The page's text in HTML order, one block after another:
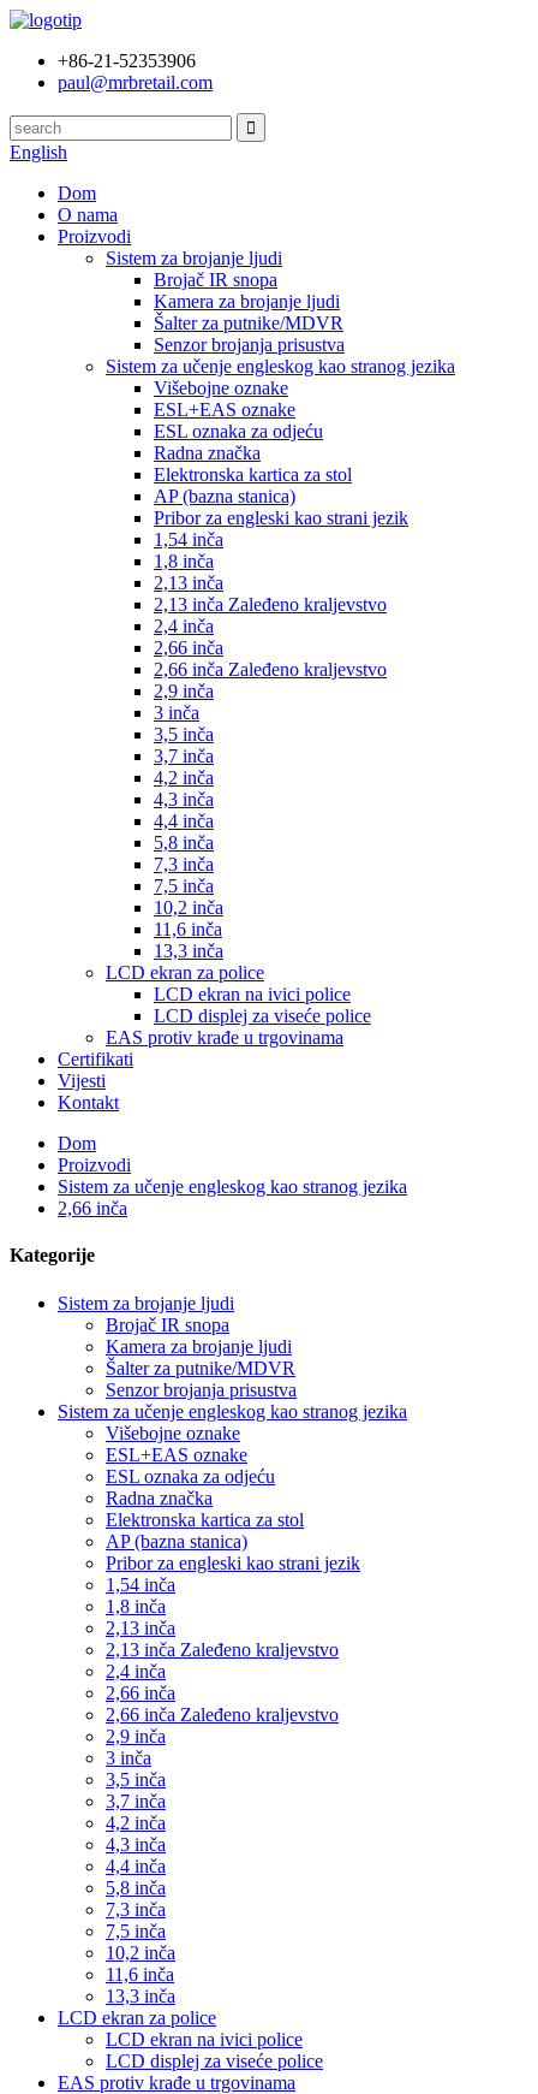
+86-21-52353906
paul@mrbretail.com
English
Dom
O nama
Proizvodi
Sistem za brojanje ljudi
Brojač IR snopa
Kamera za brojanje ljudi
Šalter za putnike/MDVR
Senzor brojanja prisustva
Sistem za učenje engleskog kao stranog jezika
Višebojne oznake
ESL+EAS oznake
ESL oznaka za odjeću
Radna značka
Elektronska kartica za stol
AP (bazna stanica)
Pribor za engleski kao strani jezik
1,54 inča
1,8 inča
2,13 inča
2,13 inča Zaleđeno kraljevstvo
2,4 inča
2,66 inča
2,66 inča Zaleđeno kraljevstvo
2,9 inča
3 inča
3,5 inča
3,7 inča
4,2 inča
4,3 inča
4,4 inča
5,8 inča
7,3 inča
7,5 inča
10,2 inča
11,6 inča
13,3 inča
LCD ekran za police
LCD ekran na ivici police
LCD displej za viseće police
EAS protiv krađe u trgovinama
Certifikati
Vijesti
Kontakt
Dom
Proizvodi
Sistem za učenje engleskog kao stranog jezika
2,66 inča
Kategorije
Sistem za brojanje ljudi
Brojač IR snopa
Kamera za brojanje ljudi
Šalter za putnike/MDVR
Senzor brojanja prisustva
Sistem za učenje engleskog kao stranog jezika
Višebojne oznake
ESL+EAS oznake
ESL oznaka za odjeću
Radna značka
Elektronska kartica za stol
AP (bazna stanica)
Pribor za engleski kao strani jezik
1,54 inča
1,8 inča
2,13 inča
2,13 inča Zaleđeno kraljevstvo
2,4 inča
2,66 inča
2,66 inča Zaleđeno kraljevstvo
2,9 inča
3 inča
3,5 inča
3,7 inča
4,2 inča
4,3 inča
4,4 inča
5,8 inča
7,3 inča
7,5 inča
10,2 inča
11,6 inča
13,3 inča
LCD ekran za police
LCD ekran na ivici police
LCD displej za viseće police
EAS protiv krađe u trgovinama